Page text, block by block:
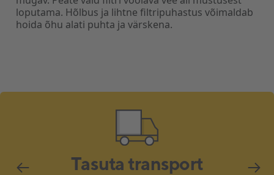
loputama. Hõlbus ja lihtne filtripuhastus võimaldab
hoida õhu alati puhta ja värskena.
Tasuta transport